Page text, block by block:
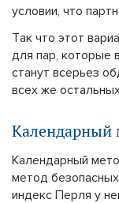
условии, что
Так что этот
для пар, которые
станут всерьез
всех же
Календарный
Календарный
метод
индекс Перля у